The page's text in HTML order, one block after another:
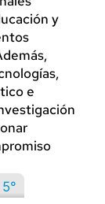
y
e
5°